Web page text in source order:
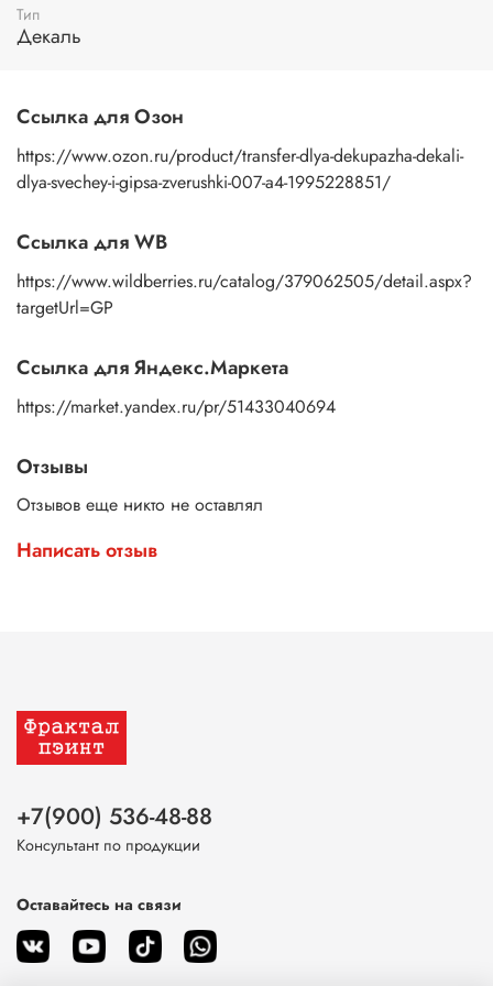
пальцами бумажную основу, сдвигаете ее на себя.
Рисунок остается на изделии. Сразу после нанесения
изображение любым покрывным лаком. Отлично
подойдет акриловый лак на водной основе, матовый,
глянцевый, полуглянцевый.
Тип
Декаль
Ссылка для Озон
https://www.ozon.ru/product/transfer-dlya-dekupazha-dekali-
dlya-svechey-i-gipsa-zverushki-007-a4-1995228851/
Ссылка для WB
https://www.wildberries.ru/catalog/379062505/detail.aspx?
targetUrl=GP
Ссылка для Яндекс.Маркета
https://market.yandex.ru/pr/51433040694
Отзывы
Отзывов еще никто не оставлял
Написать отзыв
+7(900) 536-48-88
Консультант по продукции
Оставайтесь на связи